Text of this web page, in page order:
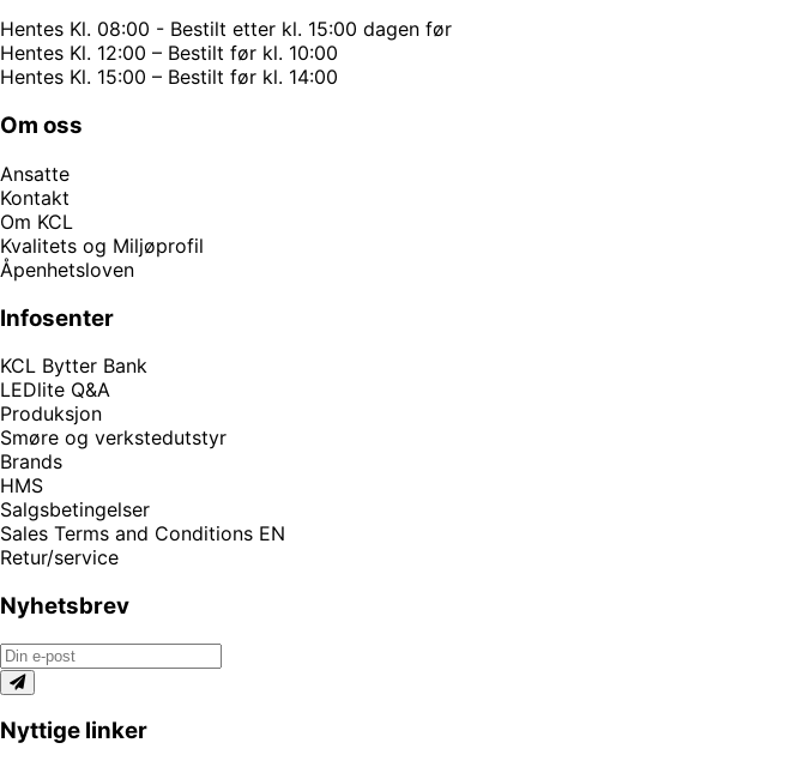
Hentes Kl. 08:00 - Bestilt etter kl. 15:00 dagen før
Hentes Kl. 12:00 – Bestilt før kl. 10:00
Hentes Kl. 15:00 – Bestilt før kl. 14:00
Om oss
Ansatte
Kontakt
Om KCL
Kvalitets og Miljøprofil
Åpenhetsloven
Infosenter
KCL Bytter Bank
LEDlite Q&A
Produksjon
Smøre og verkstedutstyr
Brands
HMS
Salgsbetingelser
Sales Terms and Conditions EN
Retur/service
Nyhetsbrev
Nyttige linker